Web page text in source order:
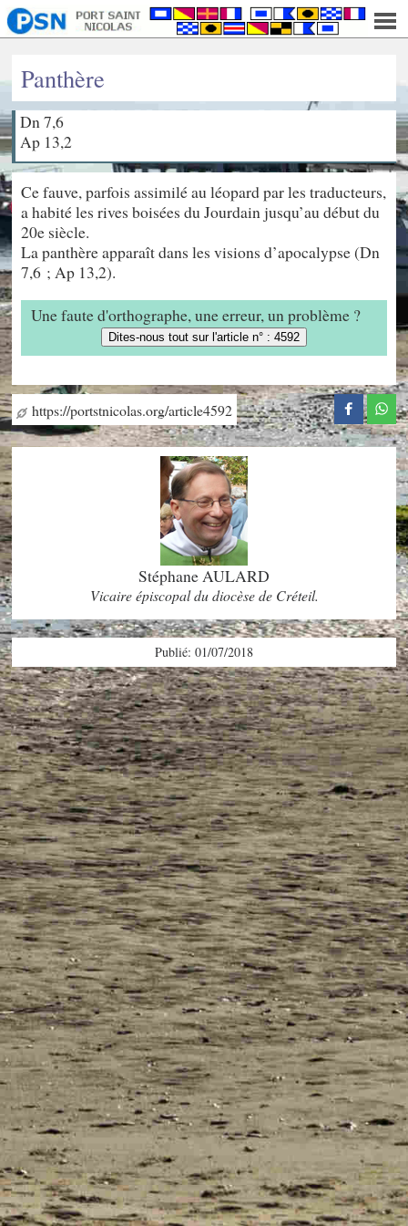
Panthère
Dn 7,6
Ap 13,2
Ce fauve, parfois assimilé au léopard par les traducteurs,
a habité les rives boisées du Jourdain jusqu’au début du
20e siècle.
La panthère apparaît dans les visions d’apocalypse (Dn
7,6 ; Ap 13,2).
Une faute d'orthographe, une erreur, un problème ?
Dites-nous tout sur l'article n° : 4592
https://portstnicolas.org/article4592
Stéphane AULARD
Vicaire épiscopal du diocèse de Créteil.
Publié: 01/07/2018